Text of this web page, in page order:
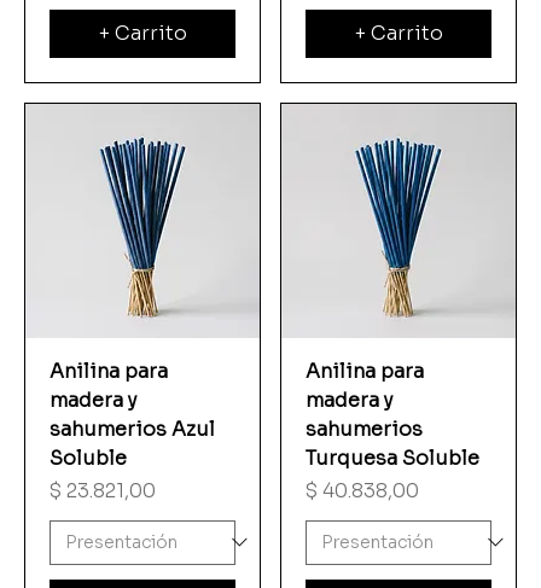
+ Carrito + Carrito
Anilina para
madera y
sahumerios Azul
Soluble
Precio
$ 23.821,00
Anilina para
madera y
sahumerios
Turquesa Soluble
Precio
$ 40.838,00